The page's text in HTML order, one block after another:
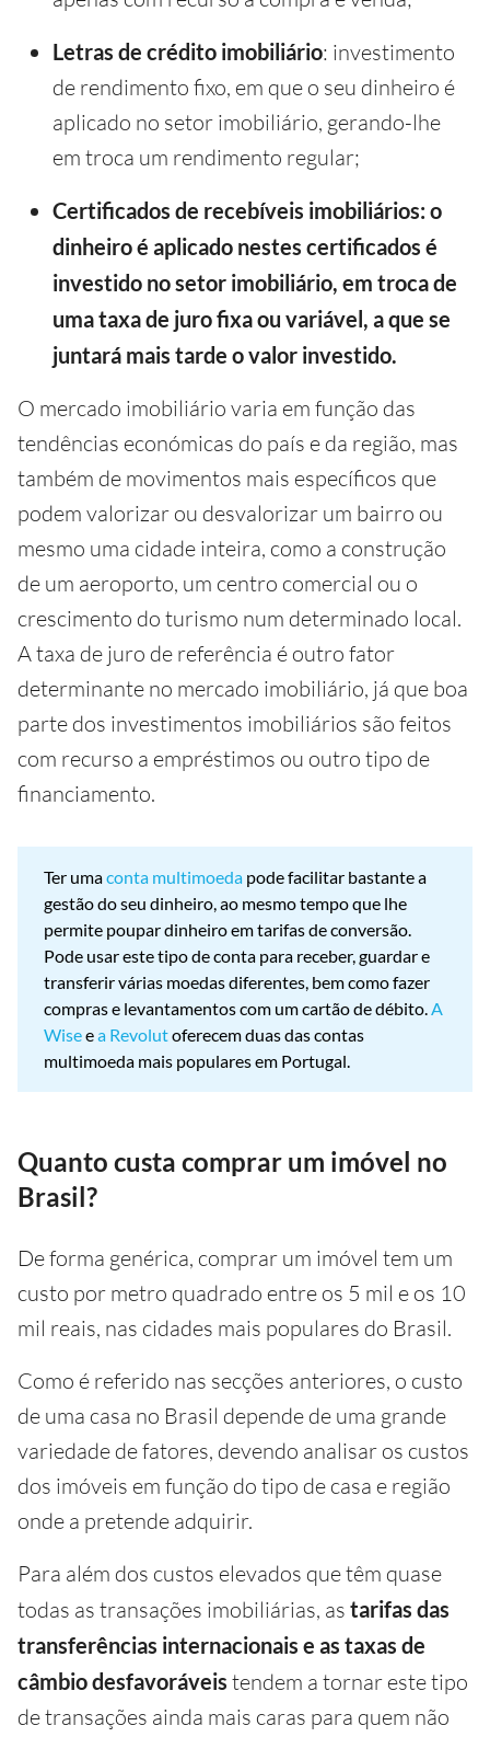
Letras de crédito imobiliário: investimento
de rendimento fixo, em que o seu dinheiro é
aplicado no setor imobiliário, gerando-lhe
em troca um rendimento regular;
Certificados de recebíveis imobiliários: o
dinheiro é aplicado nestes certificados é
investido no setor imobiliário, em troca de
uma taxa de juro fixa ou variável, a que se
juntará mais tarde o valor investido.
O mercado imobiliário varia em função das
tendências económicas do país e da região, mas
também de movimentos mais específicos que
podem valorizar ou desvalorizar um bairro ou
mesmo uma cidade inteira, como a construção
de um aeroporto, um centro comercial ou o
crescimento do turismo num determinado local.
A taxa de juro de referência é outro fator
determinante no mercado imobiliário, já que boa
parte dos investimentos imobiliários são feitos
com recurso a empréstimos ou outro tipo de
financiamento.
Ter umaconta multimoeda pode facilitar bastante a
gestão do seu dinheiro, ao mesmo tempo que lhe
permite poupar dinheiro em tarifas de conversão.
Pode usar este tipo de conta para receber, guardar e
transferir várias moedas diferentes, bem como fazer
compras e levantamentos com um cartão de débito.A
Wiseea Revolutoferecem duas das contas
multimoeda mais populares em Portugal.
Quanto custa comprar um imóvel no
Brasil?
De forma genérica, comprar um imóvel tem um
custo por metro quadrado entre os 5 mil e os 10
mil reais, nas cidades mais populares do Brasil.
Como é referido nas secções anteriores, o custo
de uma casa no Brasil depende de uma grande
variedade de fatores, devendo analisar os custos
dos imóveis em função do tipo de casa e região
onde a pretende adquirir.
Para além dos custos elevados que têm quase
todas as transações imobiliárias, as tarifas das
transferências internacionais e as taxas de
câmbio desfavoráveis tendem a tornar este tipo
de transações ainda mais caras para quem não